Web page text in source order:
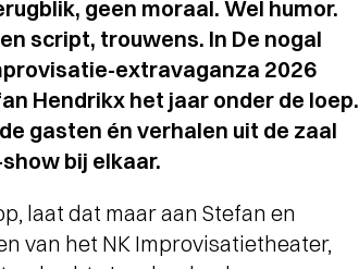
geen moraal. Wel humor.
script, trouwens. In De nogal
extravaganza 2026
Hendrikx het jaar onder de loep.
gasten én verhalen uit de zaal
bij elkaar.
laat dat maar aan Stefan en
van het NK Improvisatietheater,